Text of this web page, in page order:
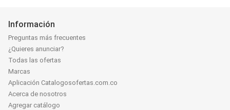
Información
Preguntas más frecuentes
¿Quieres anunciar?
Todas las ofertas
Marcas
Aplicación Catalogosofertas.com.co
Acerca de nosotros
Agregar catálogo